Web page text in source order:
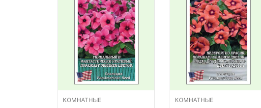
КОМНАТНЫЕ КОМНАТНЫЕ